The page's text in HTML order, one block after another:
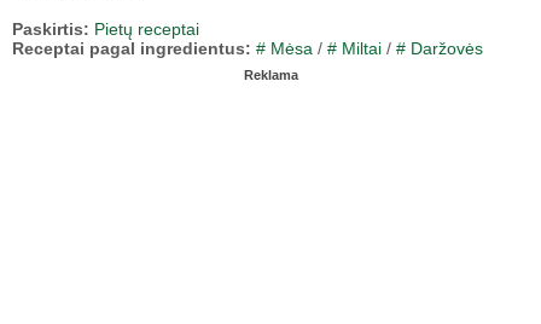
Paskirtis: Pietų receptai
Receptai pagal ingredientus: # Mėsa / # Miltai / # Daržovės
Reklama